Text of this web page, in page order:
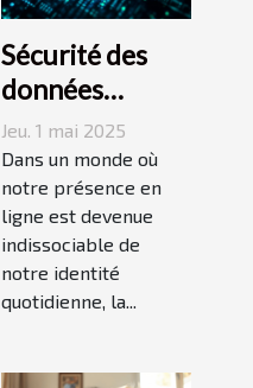
Sécurité des
données
personnelles en
ligne Méthodes
efficaces pour
protéger votre
vie privée sur
Internet
Jeu. 1 mai 2025
Dans un monde où
notre présence en
ligne est devenue
indissociable de
notre identité
quotidienne, la...